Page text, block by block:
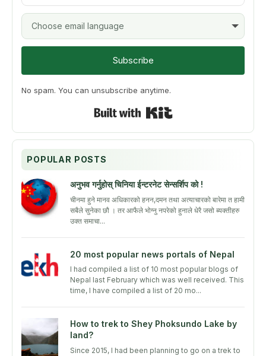
l
o
Subscribe
No spam. You can unsubscribe anytime.
POPULAR POSTS
अनुभव गर्नुहोस् चिनिया ईन्टरनेट सेन्सर्शिप को !
चीनमा हुने मानव अधिकारको हनन,दमन तथा अत्याचारको बारेमा त हामी
सबैले सुनेका छौ । तर आफैले भोग्नु नपरेको हुनाले धेरै जसो ब्यक्तीहरु
उक्त समाचा...
20 most popular news portals of Nepal
I had compiled a list of 10 most popular blogs of
Nepal last February which was well received. This
time, I have compiled a list of 20 mo...
How to trek to Shey Phoksundo Lake by
land?
Since 2015, I had been planning to go on a trek to